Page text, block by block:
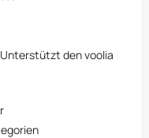
den voolia